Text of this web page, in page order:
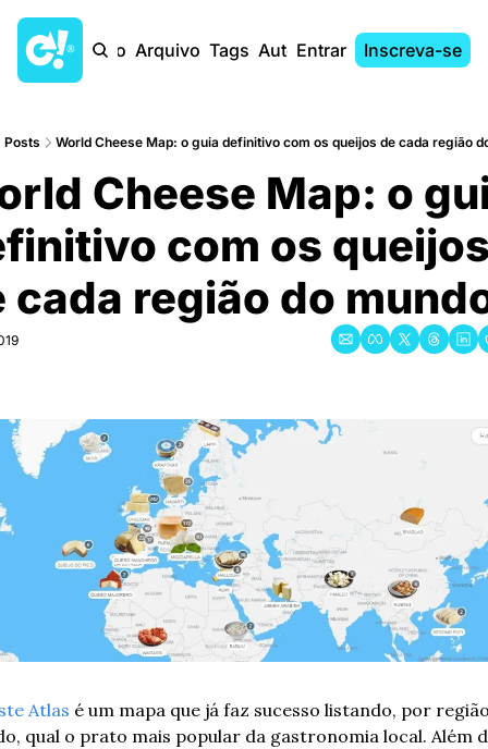
Início Arquivo Tags AutoresEntrar Inscreva-se
Posts World Cheese Map: o guia definitivo com os queijos de cada região
Cheese Map: o
com os
cada região do
Atlas é um mapa que já faz sucesso listando, por
qual o prato mais popular da gastronomia local. Além